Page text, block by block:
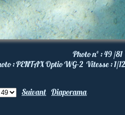
Photo nº :49 /81
:PENTAX Optio WG-2 Vitesse :1/
Suivant Diaporama